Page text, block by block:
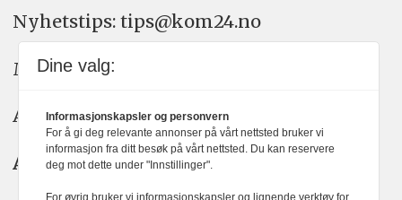
Nyhetstips: tips@kom24.no
Meninger: meninger@kom24.no
Annonse: annonse@watchmedia.no
Abonnement:kom24@watchmedia.no
Dine valg:
Informasjonskapsler og personvern
For å gi deg relevante annonser på vårt nettsted bruker vi
informasjon fra ditt besøk på vårt nettsted. Du kan reservere
deg mot dette under "Innstillinger".
For øvrig bruker vi informasjonskapsler og lignende verktøy for